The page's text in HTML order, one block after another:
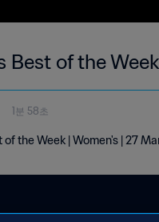
Best of the
1분 58초
of the Week | Women's | 27